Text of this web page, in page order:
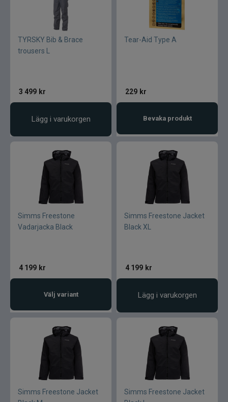
TYRSKY Bib & Brace
trousers L
3 499 kr
Lägg i varukorgen
Tear-Aid Type A
229 kr
Bevaka produkt
Simms Freestone
Vadarjacka Black
4 199 kr
Välj variant
Simms Freestone Jacket
Black XL
4 199 kr
Lägg i varukorgen
Simms Freestone Jacket
Simms Freestone Jacket